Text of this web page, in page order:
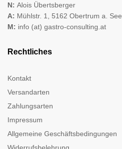
N: Alois Übertsberger
A: Mühlstr. 1, 5162 Obertrum a. See
M: info (at) gastro-consulting.at
Rechtliches
Kontakt
Versandarten
Zahlungsarten
Impressum
Allgemeine Geschäftsbedingungen